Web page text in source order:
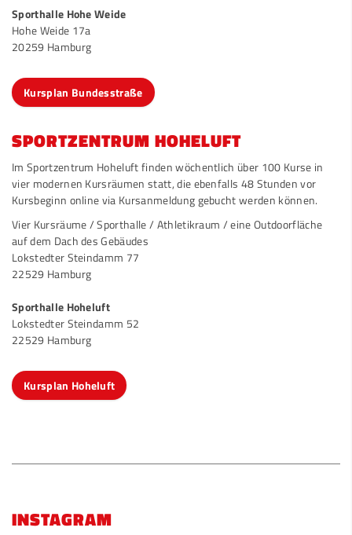
Sporthalle Hohe Weide
Hohe Weide 17a
20259 Hamburg
Kursplan Bundesstraße
SPORTZENTRUM HOHELUFT
Im Sportzentrum Hoheluft finden wöchentlich über 100 Kurse in
vier modernen Kursräumen statt, die ebenfalls 48 Stunden vor
Kursbeginn onlinevia Kursanmeldunggebucht werden können.
Vier Kursräume / Sporthalle / Athletikraum / eine Outdoorfläche
auf dem Dach des Gebäudes
Lokstedter Steindamm 77
22529 Hamburg
Sporthalle Hoheluft
Lokstedter Steindamm 52
22529 Hamburg
Kursplan Hoheluft
INSTAGRAM